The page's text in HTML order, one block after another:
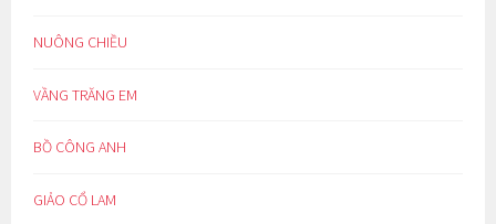
NUÔNG CHIỀU
VẦNG TRĂNG EM
BỒ CÔNG ANH
GIẢO CỔ LAM